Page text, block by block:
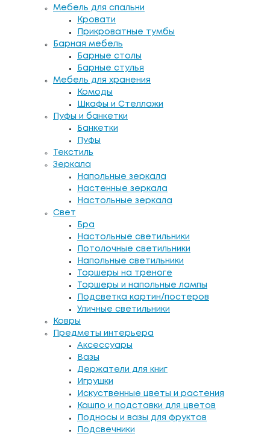
Мебель для спальни
Кровати
Прикроватные тумбы
Барная мебель
Барные столы
Барные стулья
Мебель для хранения
Комоды
Шкафы и Стеллажи
Пуфы и банкетки
Банкетки
Пуфы
Текстиль
Зеркала
Напольные зеркала
Настенные зеркала
Настольные зеркала
Свет
Бра
Настольные светильники
Потолочные светильники
Напольные светильники
Торшеры на треноге
Торшеры и напольные лампы
Подсветка картин/постеров
Уличные светильники
Ковры
Предметы интерьера
Аксессуары
Вазы
Держатели для книг
Игрушки
Искуственные цветы и растения
Кашпо и подставки для цветов
Подносы и вазы для фруктов
Подсвечники